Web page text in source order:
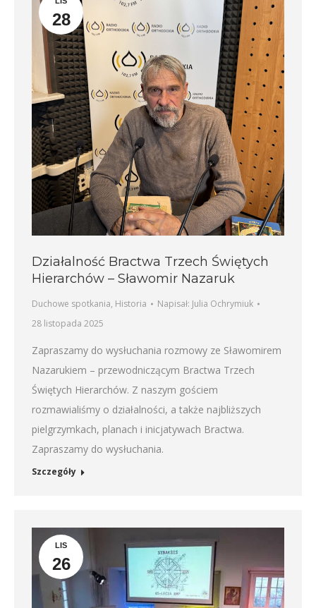
28
Działalność Bractwa Trzech Świętych
Hierarchów – Sławomir Nazaruk
Duchowe spotkania, Historia Napisał: Julia Ochrymiuk
28 listopada 2025
Zapraszamy do wysłuchania rozmowy ze Sławomirem
Nazarukiem – przewodniczącym Bractwa Trzech
Świętych Hierarchów. Z naszym gościem
rozmawialiśmy o działalności, a także najbliższych
pielgrzymkach, planach i inicjatywach Bractwa.
Zapraszamy do wysłuchania.
Szczegóły
LIS
26